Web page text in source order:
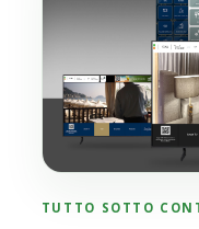
TUTTO SOTTO